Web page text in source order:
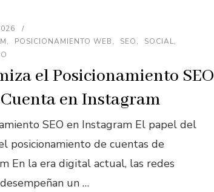
POSICIONAMIENTO WEB SEO
SOCIAL
el Posicionamiento SEO
en Instagram
SEO en Instagram El papel del
posicionamiento de cuentas de
En la era digital actual, las redes
un …